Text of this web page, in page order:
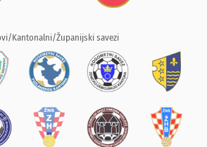
Kantonalni/Županijski savezi